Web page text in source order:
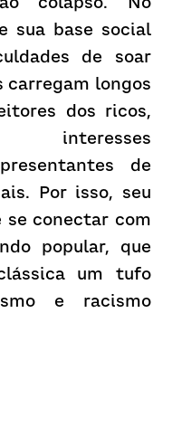
sua base social
de soar
carregam longos
dos ricos,
interesses
de
Por isso, seu
se conectar com
popular, que
um tufo
e racismo